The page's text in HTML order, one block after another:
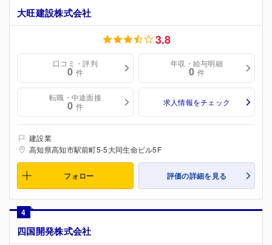
大旺建設株式会社
3.8
口コミ・評判
0 件
年収・給与明細
0 件
転職・中途面接
0 件 求人情報をチェック
建設業
高知県高知市駅前町5-5大同生命ビル5F
フォロー 評価の詳細を見る
4
四国開発株式会社